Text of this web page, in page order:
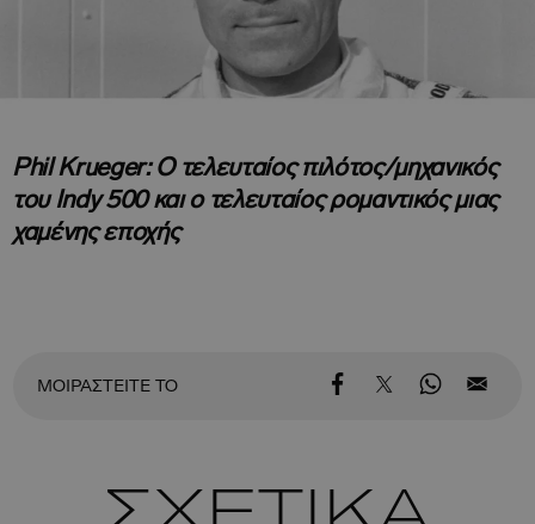
Phil Krueger: Ο τελευταίος πιλότος/μηχανικός
του Indy 500 και ο τελευταίος ρομαντικός μιας
χαμένης εποχής
ΜΟΙΡΑΣΤΕΙΤΕ ΤΟ